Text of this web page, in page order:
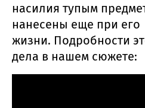
насилия тупым
нанесены еще при его
жизни. Подробности
дела в нашем сюжете: